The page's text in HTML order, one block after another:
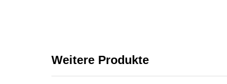
Weitere Produkte